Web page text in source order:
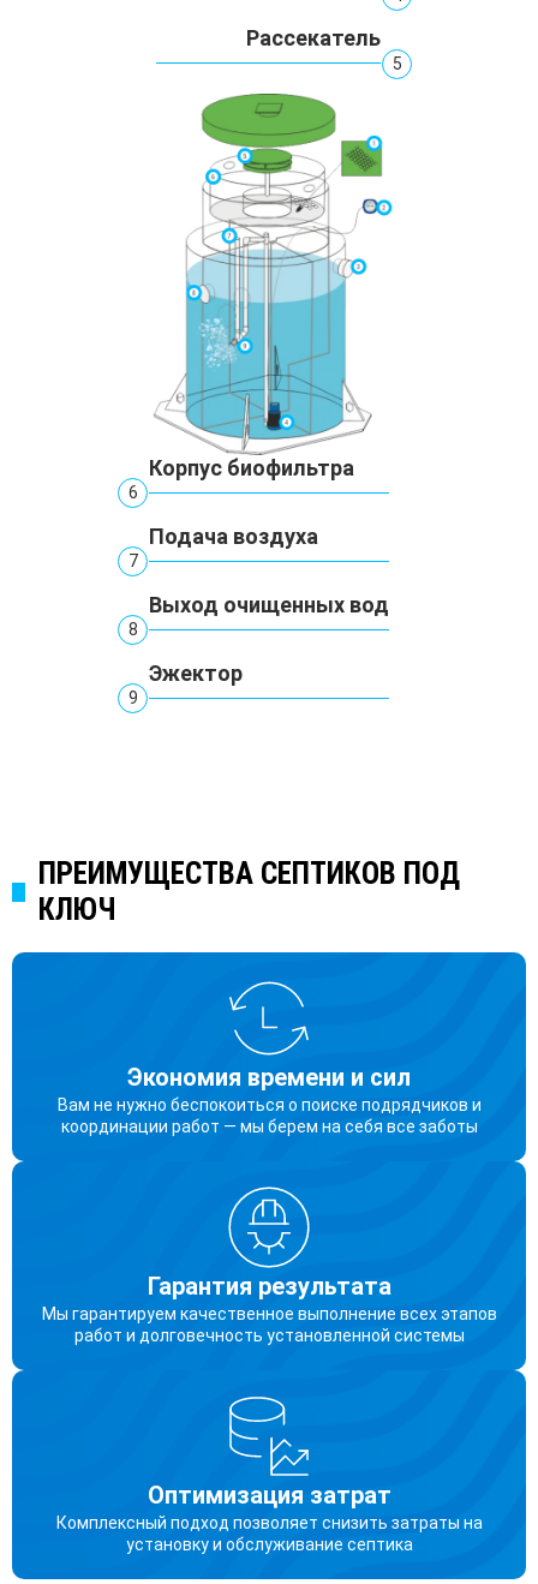
Рассекатель
5
Корпус биофильтра
6
Подача воздуха
7
Выход очищенных вод
8
Эжектор
9
ПРЕИМУЩЕСТВА СЕПТИКОВ ПОД
КЛЮЧ
Экономия времени и сил
Вам не нужно беспокоиться о поиске подрядчиков и
координации работ — мы берем на себя все заботы
Гарантия результата
Мы гарантируем качественное выполнение всех этапов
работ и долговечность установленной системы
Оптимизация затрат
Комплексный подход позволяет снизить затраты на
установку и обслуживание септика